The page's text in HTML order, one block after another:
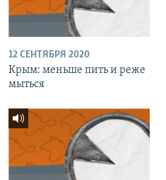
12 СЕНТЯБРЯ 2020
Крым: меньше пить и реже
мыться